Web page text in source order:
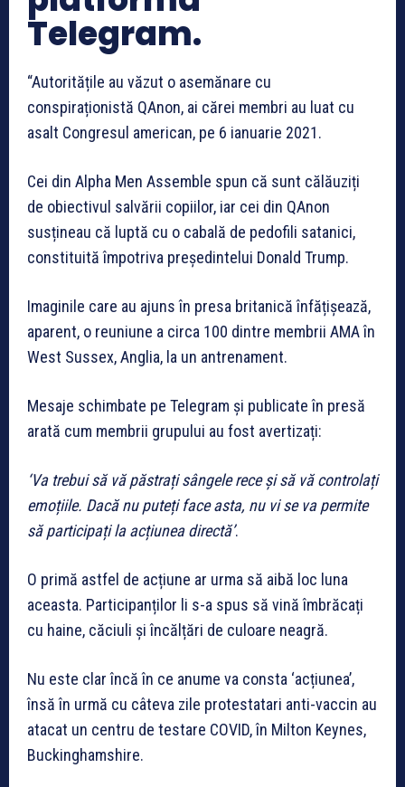
Telegram.
“Autoritățile au văzut o asemănare cu
conspiraționistă QAnon, ai cărei membri au luat cu
asalt Congresul american, pe 6 ianuarie 2021.
Cei din Alpha Men Assemble spun că sunt călăuziți
de obiectivul salvării copiilor, iar cei din QAnon
susțineau că luptă cu o cabală de pedofili satanici,
constituită împotriva președintelui Donald Trump.
Imaginile care au ajuns în presa britanică înfățișează,
aparent, o reuniune a circa 100 dintre membrii AMA în
West Sussex, Anglia, la un antrenament.
Mesaje schimbate pe Telegram și publicate în presă
arată cum membrii grupului au fost avertizați:
‘Va trebui să vă păstrați sângele rece și să vă controlați
emoțiile. Dacă nu puteți face asta, nu vi se va permite
să participați la acțiunea directă’.
O primă astfel de acțiune ar urma să aibă loc luna
aceasta. Participanților li s-a spus să vină îmbrăcați
cu haine, căciuli și încălțări de culoare neagră.
Nu este clar încă în ce anume va consta ‘acțiunea’,
însă în urmă cu câteva zile protestatari anti-vaccin au
atacat un centru de testare COVID, în Milton Keynes,
Buckinghamshire.